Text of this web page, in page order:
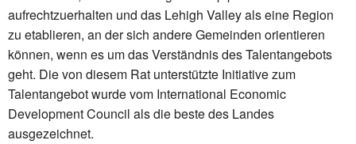
aufrechtzuerhalten und das Lehigh Valley als eine Region
zu etablieren, an der sich andere Gemeinden orientieren
können, wenn es um das Verständnis des Talentangebots
geht. Die von diesem Rat unterstützte Initiative zum
Talentangebot wurde vom International Economic
Development Council als die beste des Landes
ausgezeichnet.